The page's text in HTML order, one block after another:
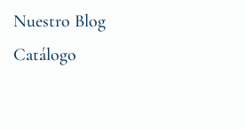
Nuestro Blog
Catálogo